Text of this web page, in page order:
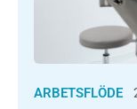
ARBETSFLÖDE